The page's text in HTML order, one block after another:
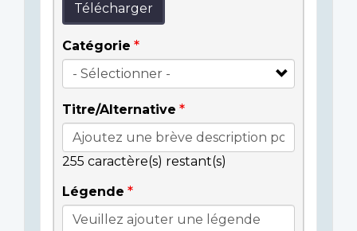
Télécharger
Catégorie
Titre/Alternative
255 caractère(s) restant(s)
Légende